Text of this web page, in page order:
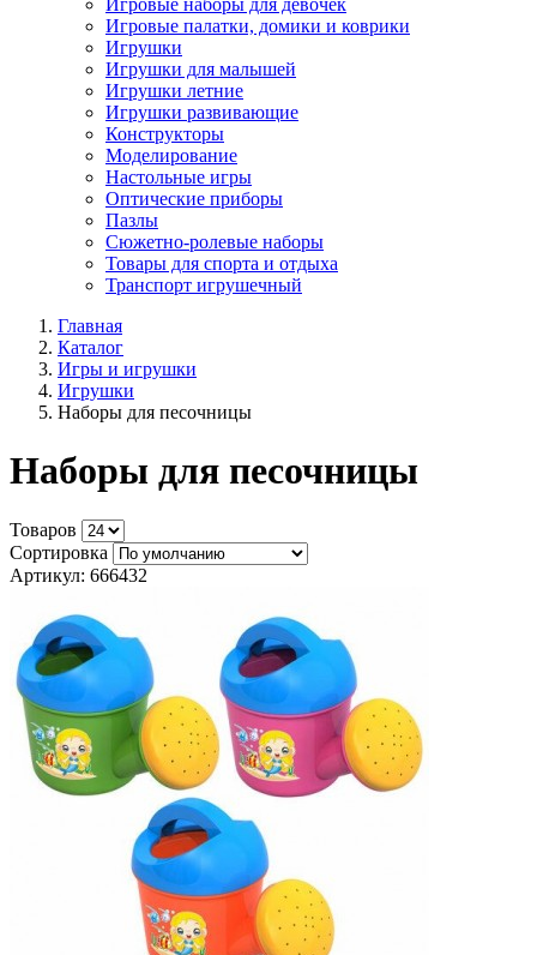
Игровые наборы для девочек
Игровые палатки, домики и коврики
Игрушки
Игрушки для малышей
Игрушки летние
Игрушки развивающие
Конструкторы
Моделирование
Настольные игры
Оптические приборы
Пазлы
Сюжетно-ролевые наборы
Товары для спорта и отдыха
Транспорт игрушечный
Главная
Каталог
Игры и игрушки
Игрушки
Наборы для песочницы
Наборы для песочницы
Товаров
Сортировка
Артикул: 666432